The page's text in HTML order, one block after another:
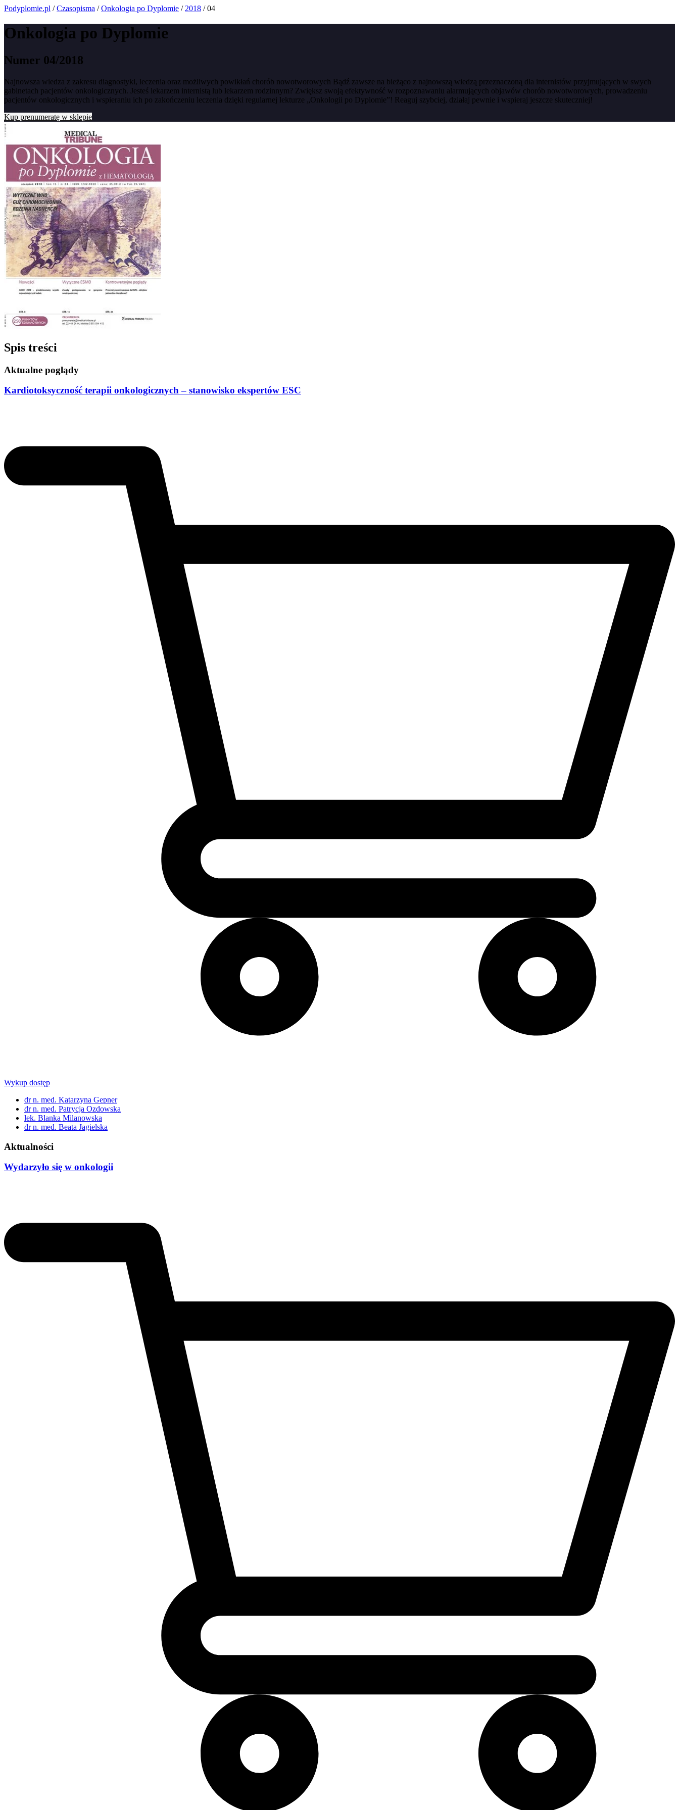
Podyplomie.pl /Czasopisma /Onkologia po Dyplomie / 2018 / 04
Onkologia po Dyplomie
Numer 04/2018
Najnowsza wiedza z zakresu diagnostyki, leczenia oraz możliwych powikłań chorób nowotworowych Bądź zawsze na bieżąco z najnowszą wiedzą przeznaczoną dla internistów przyjmujących w swych
gabinetach pacjentów onkologicznych. Jesteś lekarzem internistą lub lekarzem rodzinnym? Zwiększ swoją efektywność w rozpoznawaniu alarmujących objawów chorób nowotworowych, prowadzeniu
pacjentów onkologicznych i wspieraniu ich po zakończeniu leczenia dzięki regularnej lekturze „Onkologii po Dyplomie”! Reaguj szybciej, działaj pewnie i wspieraj jeszcze skuteczniej!
Kup prenumeratę w sklepie
Spis treści
Aktualne poglądy
Kardiotoksyczność terapii onkologicznych – stanowisko ekspertów ESC
Wykup dostęp
dr n. med. Katarzyna Gepner
dr n. med. Patrycja Ozdowska
lek. Blanka Milanowska
dr n. med. Beata Jagielska
Aktualności
Wydarzyło się w onkologii